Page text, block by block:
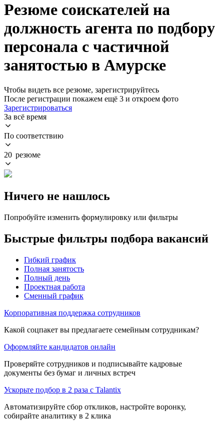
Резюме соискателей на
должность агента по подбору
персонала с частичной
занятостью в Амурске
Чтобы видеть все резюме, зарегистрируйтесь
После регистрации покажем ещё 3 и откроем фото
Зарегистрироваться
За всё время
По соответствию
20 резюме
Ничего не нашлось
Попробуйте изменить формулировку или фильтры
Быстрые фильтры подбора вакансий
Гибкий график
Полная занятость
Полный день
Проектная работа
Сменный график
Корпоративная поддержка сотрудников
Какой соцпакет вы предлагаете семейным сотрудникам?
Оформляйте кандидатов онлайн
Проверяйте сотрудников и подписывайте кадровые
документы без бумаг и личных встреч
Ускорьте подбор в 2 раза с Talantix
Автоматизируйте сбор откликов, настройте воронку,
собирайте аналитику в 2 клика